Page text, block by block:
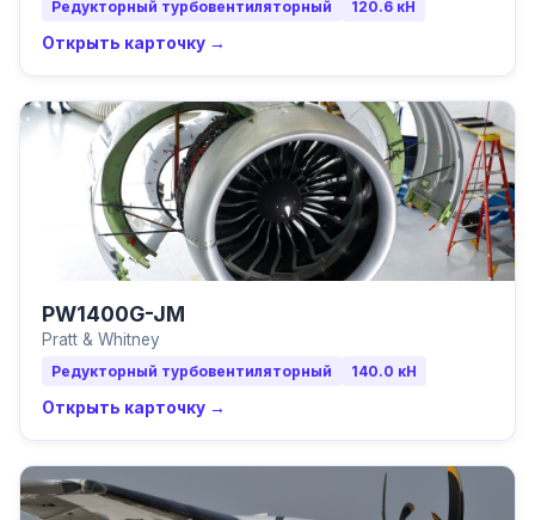
Редукторный турбовентиляторный 120.6кН
Открыть карточку →
PW1400G-JM
Pratt & Whitney
Редукторный турбовентиляторный 140.0 кН
Открыть карточку →